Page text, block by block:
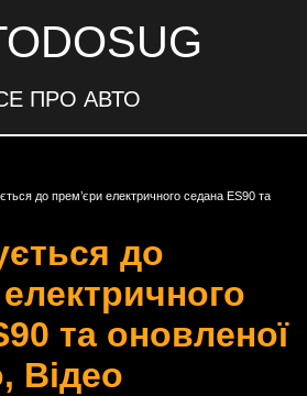
ПРО АВТО
до прем’єри електричного седана ES90 та
до
та оновленої
Відео